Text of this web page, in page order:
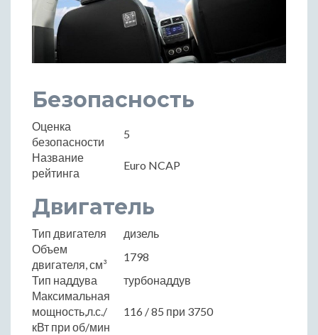
Безопасность
Оценка
безопасности
5
Название
рейтинга
Euro NCAP
Двигатель
Тип двигателя
дизель
Объем
двигателя, см³
1798
Тип наддува
турбонаддув
Максимальная
мощность,л.с./
кВт при об/мин
116 / 85 при 3750